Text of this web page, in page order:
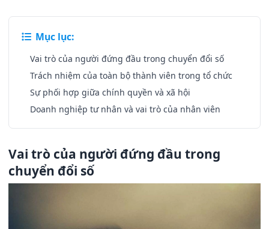
Mục lục:
Vai trò của người đứng đầu trong chuyển đổi số
Trách nhiệm của toàn bộ thành viên trong tổ chức
Sự phối hợp giữa chính quyền và xã hội
Doanh nghiệp tư nhân và vai trò của nhân viên
Vai trò của người đứng đầu trong
chuyển đổi số